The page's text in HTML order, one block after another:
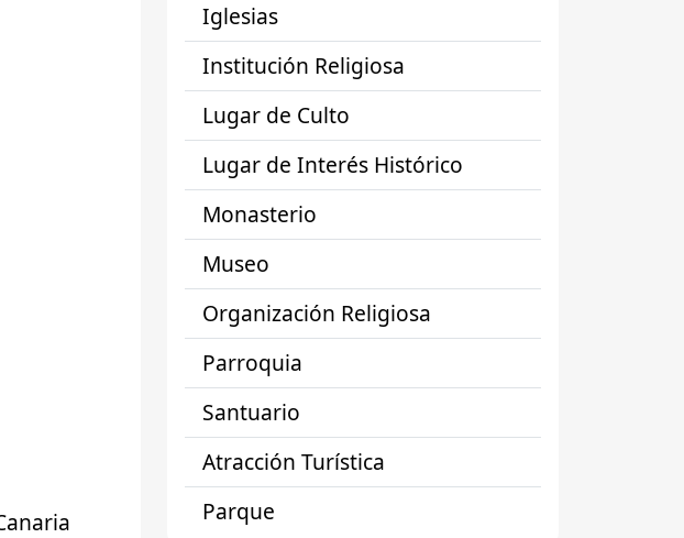
Iglesias
Institución Religiosa
Lugar de Culto
Lugar de Interés Histórico
Monasterio
Museo
Organización Religiosa
Parroquia
Santuario
Atracción Turística
Parque